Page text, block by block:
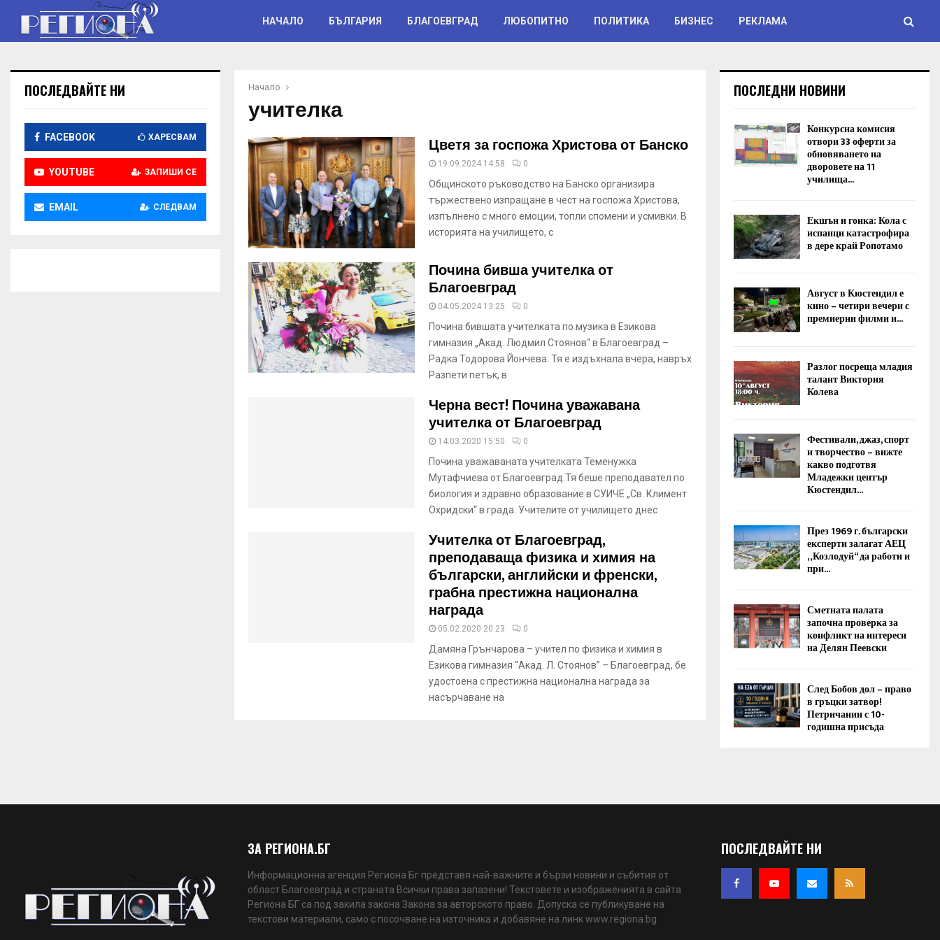
НАЧАЛО БЪЛГАРИЯ БЛАГОЕВГРАД ЛЮБОПИТНО ПОЛИТИКА БИЗНЕС РЕКЛАМА
Начало
учителка
Цветя за госпожа Христова от Банско
19.09.2024 14:58 0
Общинското ръководство на Банско организира
тържествено изпращане в чест на госпожа Христова,
изпълнено с много емоции, топли спомени и усмивки. В
историята на училището, с
Почина бивша учителка от
Благоевград
04.05.2024 13:25 0
Почина бившата учителката по музика в Езикова
гимназия „Акад. Людмил Стоянов“ в Благоевград –
Радка Тодорова Йончева. Тя е издъхнала вчера, навръх
Разпети петък, в
Черна вест! Почина уважавана
учителка от Благоевград
14.03.2020 15:50 0
Почина уважаваната учителката Теменужка
Мутафчиева от Благоевград.Тя беше преподавател по
биология и здравно образование в СУИЧЕ „Св. Климент
Охридски“ в града. Учителите от училището днес
Учителка от Благоевград,
преподаваща физика и химия на
български, английски и френски,
грабна престижна национална
награда
05.02.2020 20:23 0
Дамяна Грънчарова – учител по физика и химия в
Езикова гимназия “Акад. Л. Стоянов” – Благоевград, бе
удостоена с престижна национална награда за
насърчаване на
ПОСЛЕДВАЙТЕ НИ
FACEBOOK ХАРЕСВАМ
YOUTUBE ЗАПИШИ СЕ
EMAIL СЛЕДВАМ
ПОСЛЕДНИ НОВИНИ
Конкурсна комисия
отвори 33 оферти за
обновяването на
дворовете на 11
училища...
Екшън и гонка: Кола с
испанци катастрофира
в дере край Ропотамо
Август в Кюстендил е
кино – четири вечери с
премиерни филми и...
Разлог посреща младия
талант Виктория
Колева
Фестивали, джаз, спорт
и творчество – вижте
какво подготвя
Младежки център
Кюстендил...
През 1969 г. български
експерти залагат АЕЦ
„Козлодуй“ да работи и
при...
Сметната палата
започна проверка за
конфликт на интереси
на Делян Пеевски
След Бобов дол – право
в гръцки затвор!
Петричанин с 10-
годишна присъда
ЗА РЕГИОНА.БГ
Информационна агенция Региона Бг представя най-важните и бързи новини и събития от
област Благоевград и страната Всички права запазени! Текстовете и изображенията в сайта
Региона БГ са под закила закона Закона за авторското право. Допуска се публикуване на
текстови материали, само с посочване на източника и добавяне на линк www.regiona.bg
ПОСЛЕДВАЙТЕ НИ